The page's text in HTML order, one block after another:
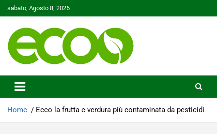
to
sabato, Agosto 8, 2026
Ecoo.it
Home Ecco la frutta e verdura più contaminata da pesticidi